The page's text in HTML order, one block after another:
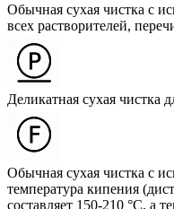
Обычная сухая чистка с
всех растворителей,
Деликатная сухая чистка
Обычная сухая чистка с
температура кипения
составляет 150-210 °C, а